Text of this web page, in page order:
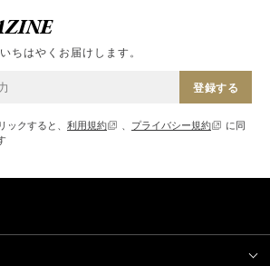
ちはやくお届けします。
登録する
クすると、 利用規約 、 プライバシー規約
に同